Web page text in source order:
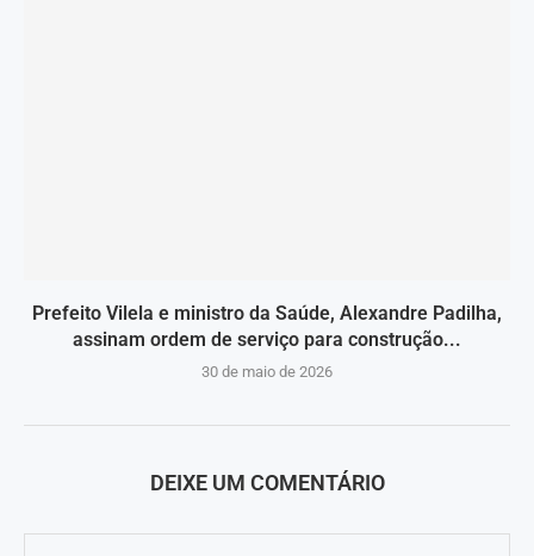
Prefeito Vilela e ministro da Saúde, Alexandre Padilha,
assinam ordem de serviço para construção...
30 de maio de 2026
DEIXE UM COMENTÁRIO